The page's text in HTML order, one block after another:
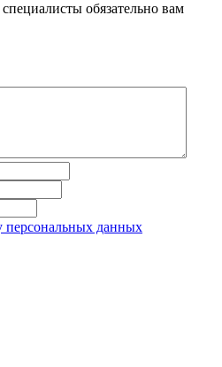
обязательно вам
персональных данных